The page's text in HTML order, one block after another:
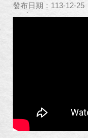
發布日期：113-12-25